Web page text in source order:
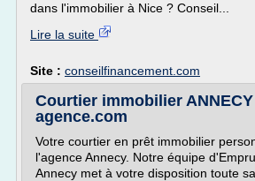
dans l'immobilier à Nice ? Conseil...
Lire la suite
Site : conseilfinancement.com
Courtier immobilier
agence.com
Votre courtier en prêt immobilier
l'agence Annecy. Notre équipe
Annecy met à votre disposition toute